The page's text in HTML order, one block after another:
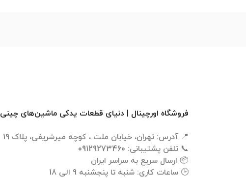
فروشگاه اورچینال | دنیای قطعات یدکی ماشین‌های چینی